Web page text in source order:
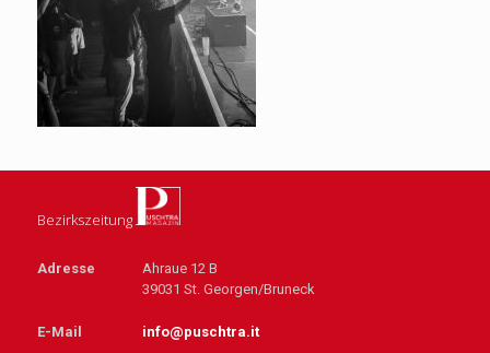
Bezirkszeitung
Adresse
Ahraue 12 B
39031 St. Georgen/Bruneck
E-Mail info@puschtra.it